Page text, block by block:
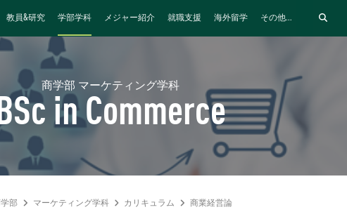
教員&研究 学部学科 メジャー紹介 就職支援 海外留学 その他...
商学部 マーケティング学科
in Commerce
部 マーケティング学科 カリキュラム 商業経営論